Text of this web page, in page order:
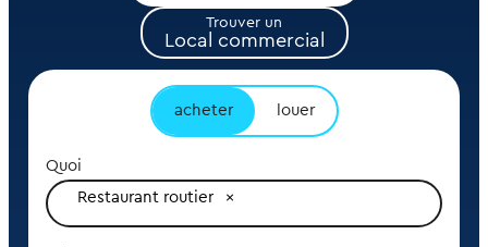
Trouver un
Local commercial
acheter louer
Quoi
Restaurant routier